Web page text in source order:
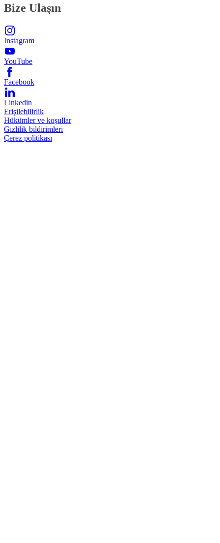
Bize Ulaşın
Instagram
YouTube
Facebook
Linkedin
Erişilebilirlik
Hükümler ve koşullar
Gizlilik bildirimleri
Çerez politikası